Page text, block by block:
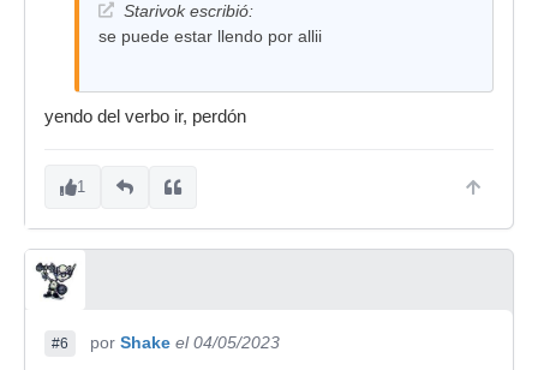
Starivok escribió:
se puede estar llendo por allii
yendo del verbo ir, perdón
1
#6 por Shake el 04/05/2023